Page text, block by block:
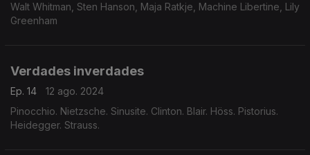
Walt Whitman, Sten Hanson, Maja Ratkje, Machine Libertine, Lily
Greenham
Verdades inverdades
Ep. 14
12 ago. 2024
Pinocchio. Nietzsche. Sinusite. Clinton. Blair. Höss. Pistorius.
Heidegger. Strauss.